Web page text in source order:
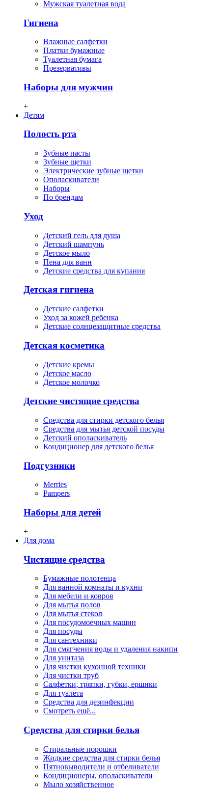
Мужская туалетная вода
Гигиена
Влажные салфетки
Платки бумажные
Туалетная бумага
Презервативы
Наборы для мужчин
+
Детям
Полость рта
Зубные пасты
Зубные щетки
Электрические зубные щетки
Ополаскиватели
Наборы
По брендам
Уход
Детский гель для душа
Детский шампунь
Детское мыло
Пена для ванн
Детские средства для купания
Детская гигиена
Детские салфетки
Уход за кожей ребенка
Детские солнцезащитные средства
Детская косметика
Детские кремы
Детское масло
Детское молочко
Детские чистящие средства
Средства для стирки детского белья
Средства для мытья детской посуды
Детский ополаскиватель
Кондиционер для детского белья
Подгузники
Merries
Pampers
Наборы для детей
+
Для дома
Чистящие средства
Бумажные полотенца
Для ванной комнаты и кухни
Для мебели и ковров
Для мытья полов
Для мытья стекол
Для посудомоечных машин
Для посуды
Для сантехники
Для смягчения воды и удаления накипи
Для унитаза
Для чистки кухонной техники
Для чистки труб
Салфетки, тряпки, губки, ершики
Для туалета
Средства для дезинфекции
Смотреть ещё...
Средства для стирки белья
Стиральные порошки
Жидкие средства для стирки белья
Пятновыводители и отбеливатели
Кондиционеры, ополаскиватели
Мыло хозяйственное